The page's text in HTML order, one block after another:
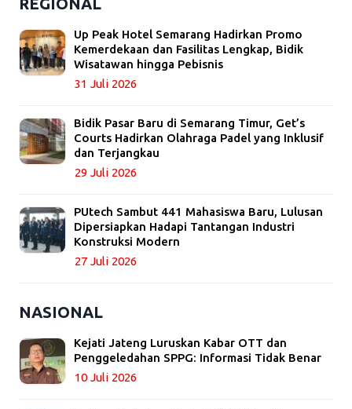
Up Peak Hotel Semarang Hadirkan Promo
Kemerdekaan dan Fasilitas Lengkap, Bidik
Wisatawan hingga Pebisnis
31 Juli 2026
Bidik Pasar Baru di Semarang Timur, Get’s
Courts Hadirkan Olahraga Padel yang Inklusif
dan Terjangkau
29 Juli 2026
PUtech Sambut 441 Mahasiswa Baru, Lulusan
Dipersiapkan Hadapi Tantangan Industri
Konstruksi Modern
27 Juli 2026
NASIONAL
Kejati Jateng Luruskan Kabar OTT dan
Penggeledahan SPPG: Informasi Tidak Benar
10 Juli 2026